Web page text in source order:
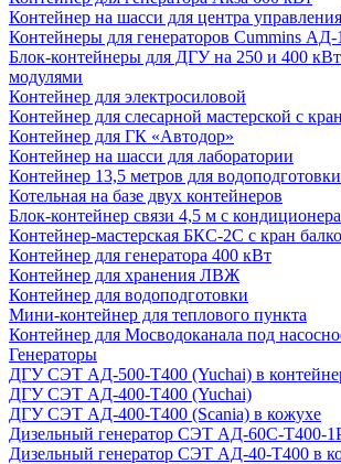
Контейнер на шасси для центра
Контейнеры для генераторов Cummins
Блок-контейнеры для ДГУ на 250 и 400
модулями
Контейнер для электросиловой
Контейнер для слесарной мастерской с
Контейнер для ГК «Автодор»
Контейнер на шасси для лаборатории
Контейнер 13,5 метров для водоподготовки
Котельная на базе двух контейнеров
Блок-контейнер связи 4,5 м с
Контейнер-мастерская БКС-2С с кран
Контейнер для генератора 400 кВт
Контейнер для хранения ЛВЖ
Контейнер для водоподготовки
Мини-контейнер для теплового пункта
Контейнер для Мосводоканала под
Генераторы
ДГУ СЭТ АД-500-Т400 (Yuchai) в
ДГУ СЭТ АД-400-Т400 (Yuchai)
ДГУ СЭТ АД-400-Т400 (Scania) в кожухе
Дизельный генератор СЭТ АД-60С-Т400-
Дизельный генератор СЭТ АД-40-Т400 в